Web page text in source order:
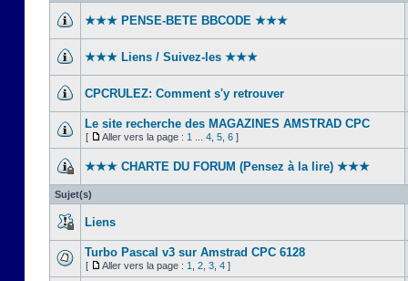
★★★ PENSE-BETE BBCODE ★★★
★★★ Liens / Suivez-les ★★★
CPCRULEZ: Comment s'y retrouver‎
Le site recherche des MAGAZINES AMSTRAD CPC
[ Aller vers la page : 1 4 5 6 ]
★★★ CHARTE DU FORUM (Pensez à la lire) ★★★
Sujet(s)
Liens
Turbo Pascal v3 sur Amstrad CPC 6128
[ Aller vers la page : 1 2 3 4 ]